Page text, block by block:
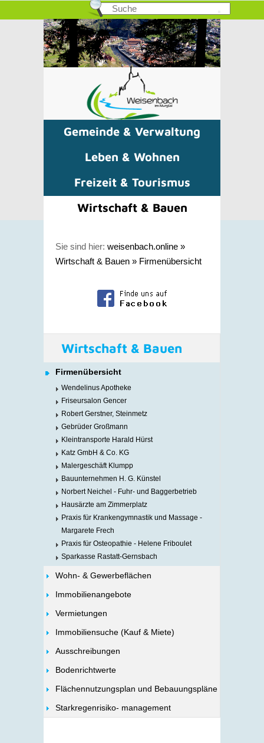
Gemeinde & Verwaltung
Leben & Wohnen
Freizeit & Tourismus
Wirtschaft & Bauen
Sie sind hier: weisenbach.online »
Wirtschaft & Bauen » Firmenübersicht
Wirtschaft & Bauen
Firmenübersicht
Wendelinus Apotheke
Friseursalon Gencer
Robert Gerstner, Steinmetz
Gebrüder Großmann
Kleintransporte Harald Hürst
Katz GmbH & Co. KG
Malergeschäft Klumpp
Bauunternehmen H. G. Künstel
Norbert Neichel - Fuhr- und Baggerbetrieb
Hausärzte am Zimmerplatz
Praxis für Krankengymnastik und Massage -
Margarete Frech
Praxis für Osteopathie - Helene Friboulet
Sparkasse Rastatt-Gernsbach
Wohn- & Gewerbeflächen
Immobilienangebote
Vermietungen
Immobiliensuche (Kauf & Miete)
Ausschreibungen
Bodenrichtwerte
Flächennutzungsplan und Bebauungspläne
Starkregenrisiko- management